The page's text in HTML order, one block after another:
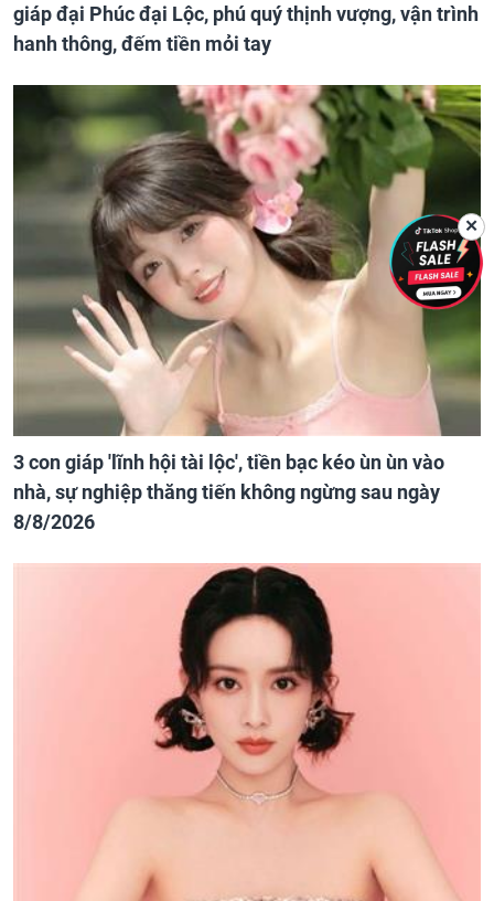
giáp đại Phúc đại Lộc, phú quý thịnh vượng, vận trình
hanh thông, đếm tiền mỏi tay
3 con giáp 'lĩnh hội tài lộc', tiền bạc kéo ùn ùn vào
nhà, sự nghiệp thăng tiến không ngừng sau ngày
8/8/2026
✕